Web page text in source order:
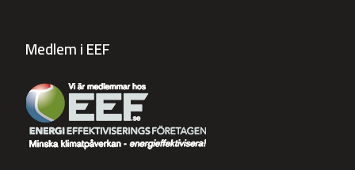
Medlem i EEF